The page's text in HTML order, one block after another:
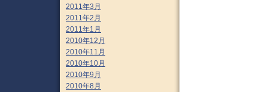
2011年3月
2011年2月
2011年1月
2010年12月
2010年11月
2010年10月
2010年9月
2010年8月